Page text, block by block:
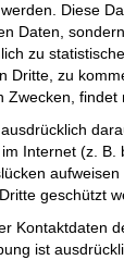
Diese
Daten,
zu
Dritte, zu
Zwecken, findet
Internet (z. B.
geschützt
Kontaktdaten
ist